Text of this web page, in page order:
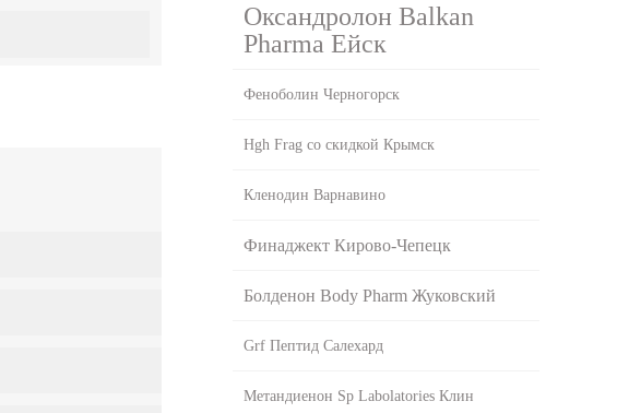
Оксандролон Balkan
Pharma Ейск
Феноболин Черногорск
Hgh Frag со скидкой Крымск
Кленодин Варнавино
Финаджект Кирово-Чепецк
Болденон Body Pharm Жуковский
Grf Пептид Салехард
Метандиенон Sp Labolatories Клин